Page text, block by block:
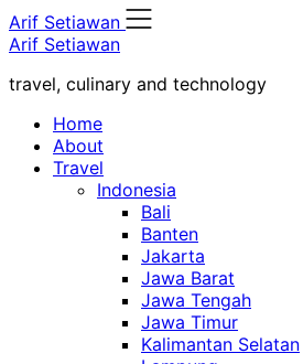
Skip
to
Arif Setiawan
Arif Setiawan
travel, culinary and technology
Home
About
Travel
Indonesia
Bali
Banten
Jakarta
Jawa Barat
Jawa Tengah
Jawa Timur
Kalimantan Selatan